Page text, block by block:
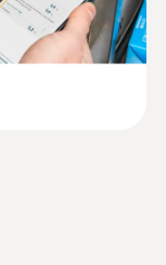
en los
(1005.7 KB )